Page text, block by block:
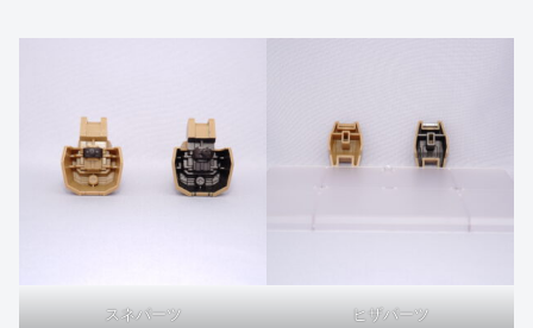
スネパーツ ヒザパーツ